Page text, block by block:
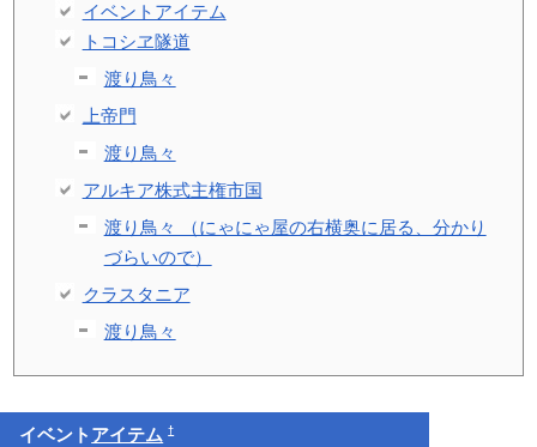
イベントアイテム
トコシヱ隧道
渡り鳥々
上帝門
渡り鳥々
アルキア株式主権市国
渡り鳥々 （にゃにゃ屋の右横奥に居る、分かり
づらいので）
クラスタニア
渡り鳥々
イベント アイテム †